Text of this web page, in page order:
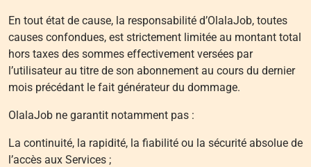
En tout état de cause, la responsabilité d’OlalaJob, toutes
causes confondues, est strictement limitée au montant total
hors taxes des sommes effectivement versées par
l’utilisateur au titre de son abonnement au cours du dernier
mois précédant le fait générateur du dommage.
OlalaJob ne garantit notamment pas :
La continuité, la rapidité, la fiabilité ou la sécurité absolue de
l’accès aux Services ;